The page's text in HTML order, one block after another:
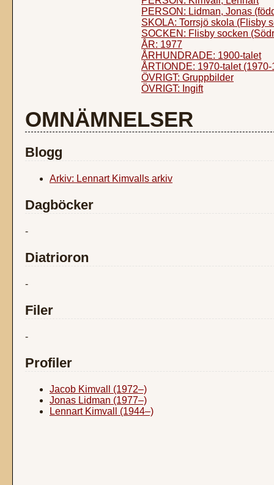
PERSON: Lidman, Jonas
SKOLA: Torrsjö skola (Flisby
SOCKEN: Flisby socken
ÅR: 1977
ÅRHUNDRADE: 1900-talet
ÅRTIONDE: 1970-talet (1970-
ÖVRIGT: Gruppbilder
ÖVRIGT: Ingift
OMNÄMNELSER
Blogg
Arkiv: Lennart Kimvalls arkiv
Dagböcker
-
Diatrioron
-
Filer
-
Profiler
Jacob Kimvall (1972–)
Jonas Lidman (1977–)
Lennart Kimvall (1944–)